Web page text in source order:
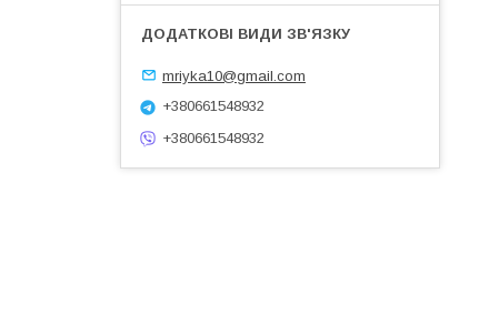
mriyka10@gmail.com
+380661548932
+380661548932